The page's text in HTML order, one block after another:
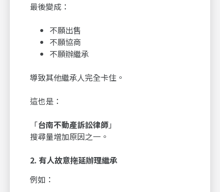
最後變成：
不願出售
不願協商
不願辦繼承
導致其他繼承人完全卡住。
這也是：
「台南不動產訴訟律師」
搜尋量增加原因之一。
2. 有人故意拖延辦理繼承
例如：